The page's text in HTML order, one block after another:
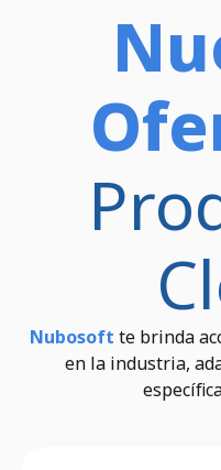
Nubosoft te brinda
en la industria,